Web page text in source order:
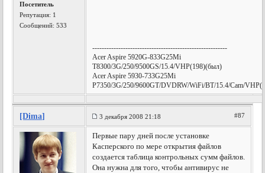
Посетитель
Репутация: 1
Сообщений: 533
---------------------------------------------------------
Acer Aspire 5920G-833G25Mi
T8300/3G/250/9500GS/15.4/VHP(198)(был)
Acer Aspire 5930-733G25Mi
P7350/3G/250/9600GT/DVDRW/WiFi/BT/15.4/Cam/
[Dima] 3 декабря 2008 21:18 #87
Первые пару дней после установке
Касперского по мере открытия файлов
создается таблица контрольных сумм файлов.
Она нужна для того, чтобы антивирус не